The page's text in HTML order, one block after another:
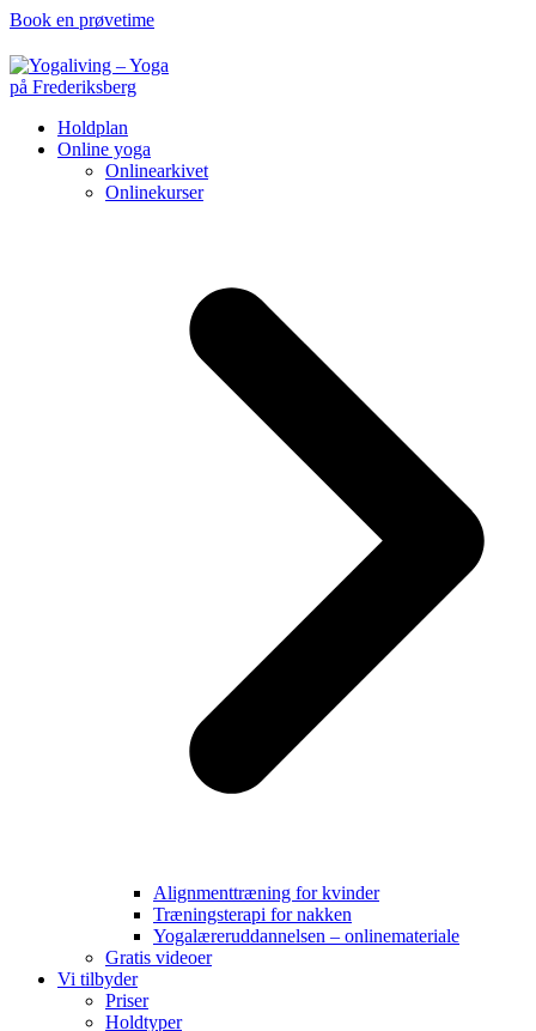
Book en prøvetime
Holdplan
Online yoga
Onlinearkivet
Onlinekurser
Alignmenttræning for kvinder
Træningsterapi for nakken
Yogalæreruddannelsen – onlinemateriale
Gratis videoer
Vi tilbyder
Priser
Holdtyper